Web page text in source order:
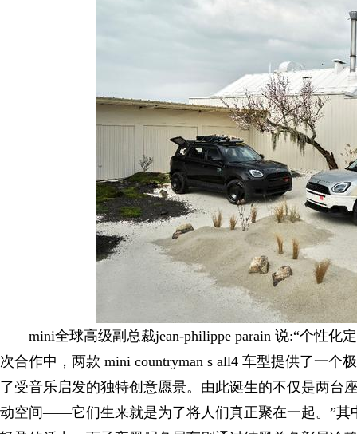
mini全球高级副总裁jean-philippe parain 说:“个性
次合作中，两款 mini countryman s all4 车型提供了一个
了受音乐启发的独特创意愿景。由此诞生的不仅是两台
动空间——它们生来就是为了将人们真正聚在一起。”其